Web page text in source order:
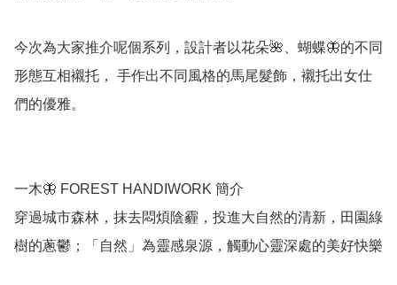
今次為大家推介呢個系列，設計者以花朵🌺、蝴蝶🦋的不同
形態互相襯托， 手作出不同風格的馬尾髮飾，襯托出女仕
們的優雅。
一木🦋 FOREST HANDIWORK 簡介
穿過城市森林，抹去悶煩陰霾，投進大自然的清新，田園綠
樹的蔥鬱；「自然」為靈感泉源，觸動心靈深處的美好快樂